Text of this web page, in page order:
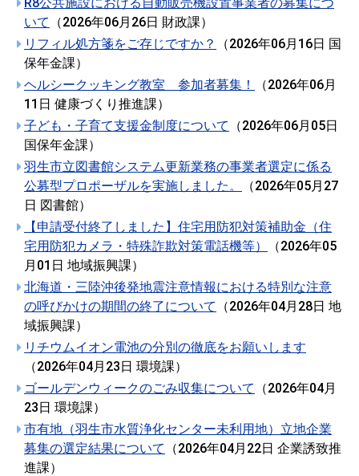
いて
（2026年06月26日 財政課）
リフィル処方箋をご存じですか？
（2026年06月16日 国
保年金課）
ヘルシークッキング教室 参加者募集！
（2026年06月
11日 健康づくり推進課）
子ども・子育て支援金制度について
（2026年06月05日
国保年金課）
羽生市立図書館システム更新業務の事業者選定に係る
公募型プロポーザルを実施しました。
（2026年05月27
日 図書館）
【申請受付終了しました】住宅用防犯対策補助金（住
宅用防犯カメラ・特殊詐欺対策電話機等）
（2026年05
月01日 地域振興課）
北海道・三陸沖後発地震注意情報における特別な注意
の呼びかけの期間の終了について
（2026年04月28日 地
域振興課）
リチウムイオン電池の分別の徹底をお願いします
（2026年04月23日 環境課）
ゴールデンウィークのごみ収集について
（2026年04月
23日 環境課）
市有地（羽生市水質浄化センター未利用地）立地企業
募集の選定結果について
（2026年04月22日 企業誘致推
進課）